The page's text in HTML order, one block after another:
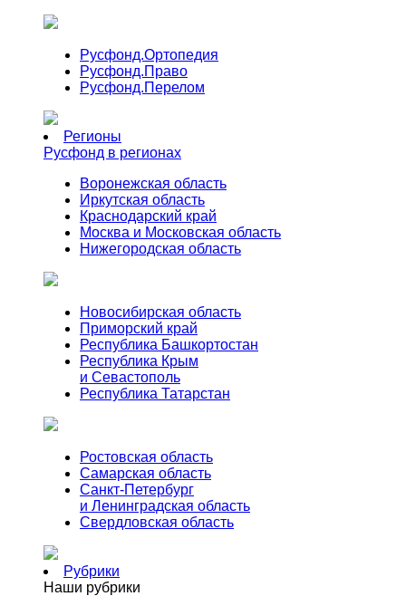
Русфонд.Ортопедия
Русфонд.Право
Русфонд.Перелом
Регионы
Русфонд в регионах
Воронежская область
Иркутская область
Краснодарский край
Москва и Московская область
Нижегородская область
Новосибирская область
Приморский край
Республика Башкортостан
Республика Крым
и Севастополь
Республика Татарстан
Ростовская область
Самарская область
Санкт-Петербург
и Ленинградская область
Свердловская область
Рубрики
Наши рубрики